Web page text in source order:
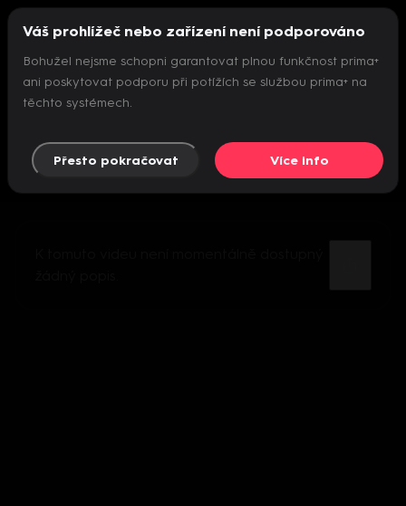
Nepodařilo se inicializovat přehrávač
Váš prohlížeč nebo zařízení není podporováno
Bohužel nejsme schopni garantovat plnou funkčnost prima+
ani poskytovat podporu při potížích se službou prima+ na
těchto systémech.
Přesto pokračovat Více info